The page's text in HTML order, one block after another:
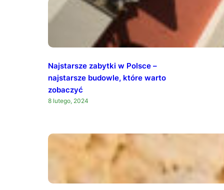
Najstarsze zabytki w Polsce –
najstarsze budowle, które warto
zobaczyć
8 lutego, 2024